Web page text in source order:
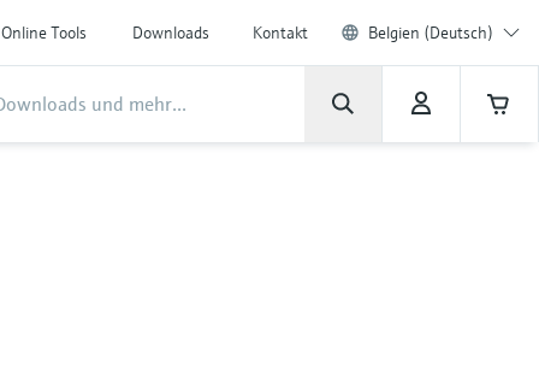
Online Tools Downloads Kontakt Belgien (Deutsch)